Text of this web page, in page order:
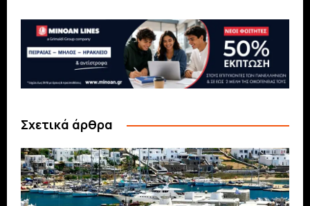
Σχετικά άρθρα